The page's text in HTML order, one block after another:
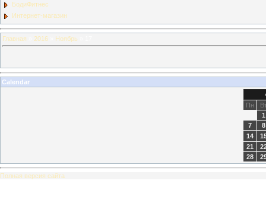
БодиФитнес
Интернет-магазин
Главная 2016 Ноябрь
Calendar
Пн
1
7
8
14
21
28
Полная версия сайта